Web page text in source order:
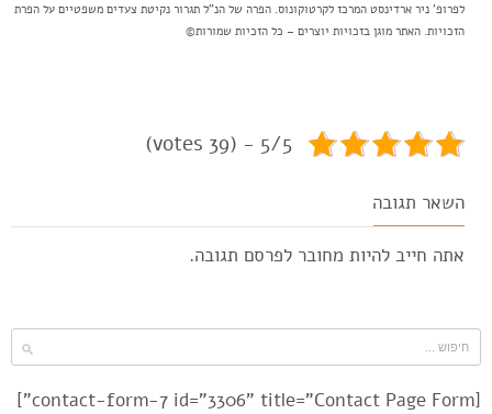
לפרופ' ניר ארדינסט המרכז לקרטוקונוס. הפרה של הנ"ל תגרור נקיטת צעדים משפטיים על הפרת
הזכויות. האתר מוגן בזכויות יוצרים – כל הזכיות שמורות©
5/5 - (39 votes)
השאר תגובה
אתה חייב להיות מחובר לפרסם תגובה.
[contact-form-7 id="3306" title="Contact Page Form"]